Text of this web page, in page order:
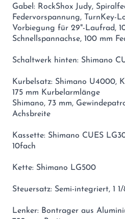
Gabel: RockShox Judy,
Federvorspannung, TurnKey-
Vorbiegung für 29"-Laufrad,
Schnellspannachse, 100 mm
Schaltwerk hinten: Shimano
Kurbelsatz: Shimano U4000,
175 mm Kurbelarmlänge
Shimano, 73 mm,
Achsbreite
Kassette: Shimano CUES
10fach
Kette: Shimano LG500
Steuersatz: Semi-integriert, 1 1/
Lenker: Bontrager aus